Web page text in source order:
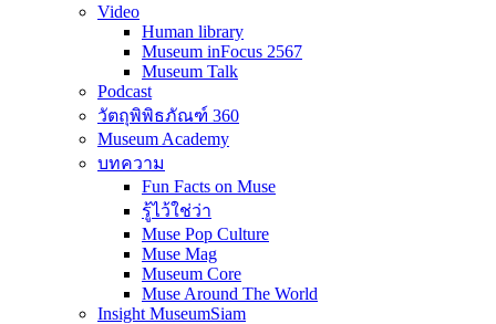
Video
Human library
Museum inFocus 2567
Museum Talk
Podcast
วัตถุพิพิธภัณฑ์ 360
Museum Academy
บทความ
Fun Facts on Muse
รู้ไว้ใช่ว่า
Muse Pop Culture
Muse Mag
Museum Core
Muse Around The World
Insight MuseumSiam